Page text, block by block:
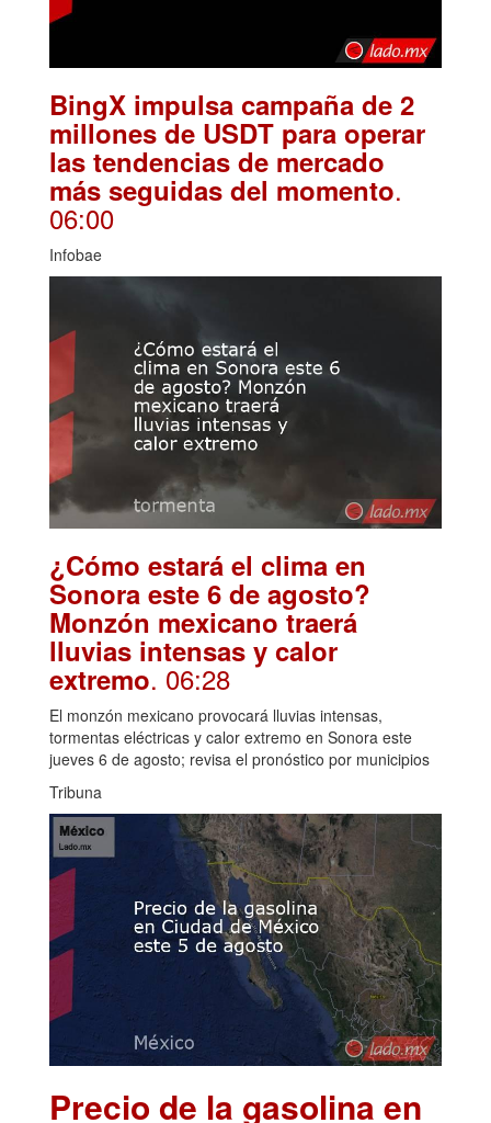
BingX impulsa campaña de 2
millones de USDT para operar
las tendencias de mercado
más seguidas del momento.
06:00
Infobae
¿Cómo estará el clima en
Sonora este 6 de agosto?
Monzón mexicano traerá
lluvias intensas y calor
extremo. 06:28
El monzón mexicano provocará lluvias intensas,
tormentas eléctricas y calor extremo en Sonora este
jueves 6 de agosto; revisa el pronóstico por municipios
Tribuna
Precio de la gasolina en